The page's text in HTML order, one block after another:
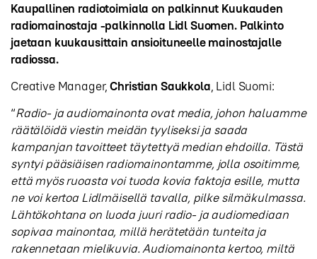
Kaupallinen radiotoimiala on palkinnut Kuukauden
radiomainostaja -palkinnolla Lidl Suomen. Palkinto
jaetaan kuukausittain ansioituneelle mainostajalle
radiossa.
Creative Manager,Christian Saukkola, Lidl Suomi:
“Radio- ja audiomainonta ovat media, johon haluamme
räätälöidä viestin meidän tyyliseksi ja saada
kampanjan tavoitteet täytettyä median ehdoilla. Tästä
syntyi pääsiäisen radiomainontamme, jolla osoitimme,
että myös ruoasta voi tuoda kovia faktoja esille, mutta
ne voi kertoa Lidlmäisellä tavalla, pilke silmäkulmassa.
Lähtökohtana on luoda juuri radio- ja audiomediaan
sopivaa mainontaa, millä herätetään tunteita ja
rakennetaan mielikuvia. Audiomainonta kertoo, miltä